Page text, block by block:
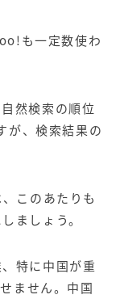
も一定数使わ
然検索の順位
が、検索結果の
このあたりも
ましょう。
特に中国が重
ません。中国